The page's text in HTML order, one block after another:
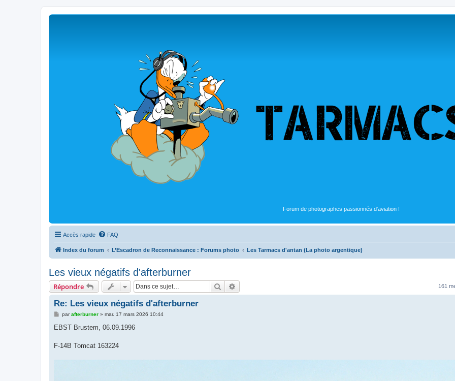
Forum de photographes passionnés d'aviation !
Accès rapide FAQ
Index du forum L’Escadron de Reconnaissance : Forums photo Les Tarmacs d'antan (La photo argentique)
Les vieux négatifs d'afterburner
Répondre Rechercher 161
Re: Les vieux négatifs d'afterburner
M
s
g
parafterburner» mar. 17 mars 2026 10:44
EBST Brustem, 06.09.1996
F-14B Tomcat 163224